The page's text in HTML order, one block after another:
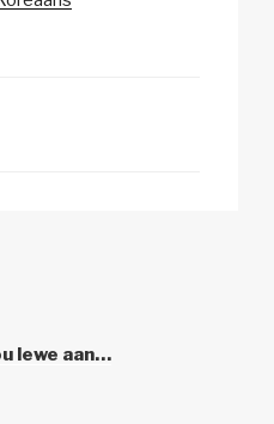
lewe aan…